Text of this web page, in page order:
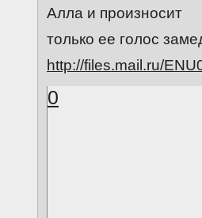
Алла и произносит
только ее голос
http://files.mail.ru/
0